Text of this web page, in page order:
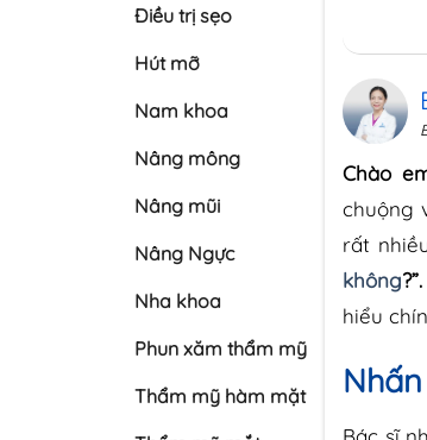
Điều trị sẹo
Hút mỡ
Nam khoa
Nâng mông
Nâng mũi
Nâng Ngực
Nha khoa
Phun xăm thẩm mỹ
Thẩm mỹ hàm mặt
Chào
chuộng
rất
không?”.
hiểu